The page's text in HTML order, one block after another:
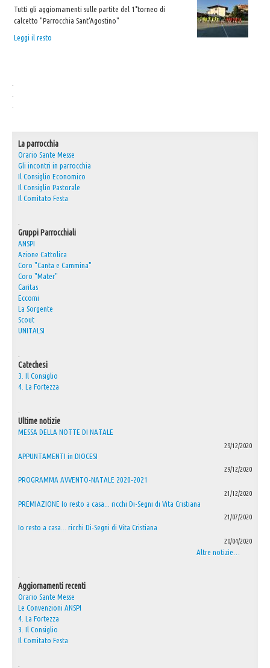
Tutti gli aggiornamenti sulle partite del 1°torneo di
calcetto "Parrocchia Sant'Agostino"
Aggiornamenti
Leggi il resto
La parrocchia
Orario Sante Messe
Gli incontri in parrocchia
Il Consiglio Economico
Il Consiglio Pastorale
Il Comitato Festa
Gruppi Parrocchiali
ANSPI
Azione Cattolica
Coro "Canta e Cammina"
Coro "Mater"
Caritas
Eccomi
La Sorgente
Scout
UNITALSI
Catechesi
3. Il Consiglio
4. La Fortezza
Ultime notizie
MESSA DELLA NOTTE DI NATALE
29/12/2020
APPUNTAMENTI in DIOCESI
29/12/2020
PROGRAMMA AVVENTO-NATALE 2020-2021
21/12/2020
PREMIAZIONE Io resto a casa... ricchi Di-Segni di Vita Cristiana
21/07/2020
Io resto a casa... ricchi Di-Segni di Vita Cristiana
20/04/2020
Altre notizie…
Aggiornamenti recenti
Orario Sante Messe
Le Convenzioni ANSPI
4. La Fortezza
3. Il Consiglio
Il Comitato Festa